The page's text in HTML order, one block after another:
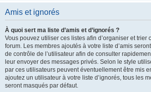
Amis et ignorés
À quoi sert ma liste d’amis et d’ignorés ?
Vous pouvez utiliser ces listes afin d’organiser et trier
forum. Les membres ajoutés à votre liste d’amis
de contrôle de l’utilisateur afin de consulter
leur envoyer des messages privés. Selon le style
par ces utilisateurs peuvent éventuellement être mis
ajoutez un utilisateur à votre liste d’ignorés, tous les
seront masqués par défaut.